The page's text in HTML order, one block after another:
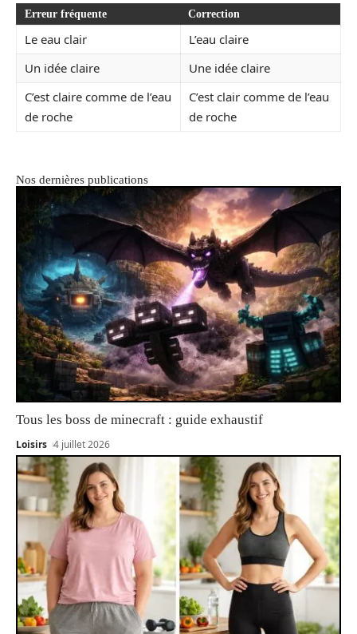
Erreur fréquente Correction
Le eau clair
L’eau claire
Un idée claire
Une idée claire
C’est claire comme de l’eau
de roche
C’est clair comme de l’eau
de roche
Nos dernières publications
Tous les boss de minecraft : guide exhaustif
Loisirs 4 juillet 2026